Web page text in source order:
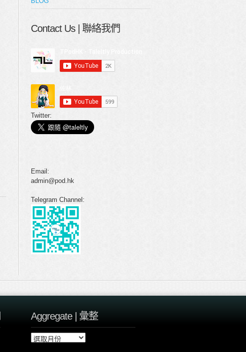
Contact Us | 聯絡我們
Twitter:
Email:
admin@pod.hk
Telegram Channel:
Aggregate | 彙整
A